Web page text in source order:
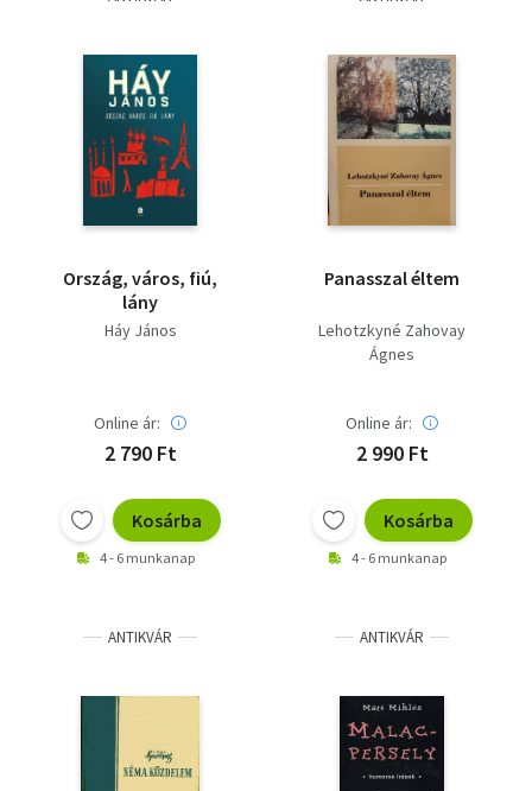
Ország, város, fiú,
lány
Háy János
Online ár:
2 790 Ft
Kosárba
4 - 6 munkanap
Panasszal éltem
Lehotzkyné Zahovay
Ágnes
Online ár:
2 990 Ft
Kosárba
4 - 6 munkanap
ANTIKVÁR ANTIKVÁR